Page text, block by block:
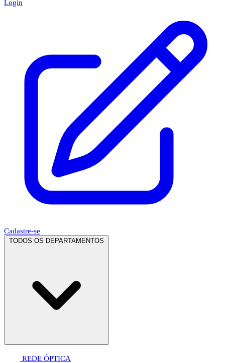
Login
Cadastre-se
TODOS OS DEPARTAMENTOS
REDE ÓPTICA